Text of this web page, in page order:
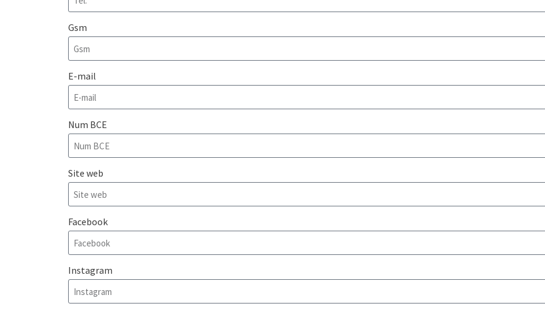
Gsm
E-mail
Num BCE
Site web
Facebook
Instagram